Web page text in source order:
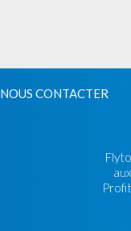
NOUS CONTACTER